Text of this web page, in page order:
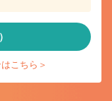
こちら＞